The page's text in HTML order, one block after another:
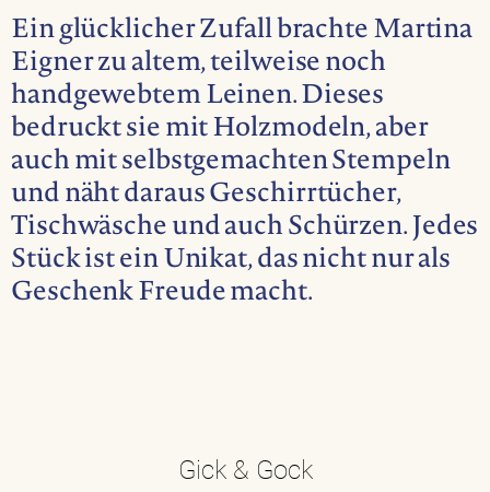
Ein glücklicher Zufall brachte Martina
Eigner zu altem, teilweise noch
handgewebtem Leinen. Dieses
bedruckt sie mit Holzmodeln, aber
auch mit selbstgemachten Stempeln
und näht daraus Geschirrtücher,
Tischwäsche und auch Schürzen. Jedes
Stück ist ein Unikat, das nicht nur als
Geschenk Freude macht.
Gick & Gock